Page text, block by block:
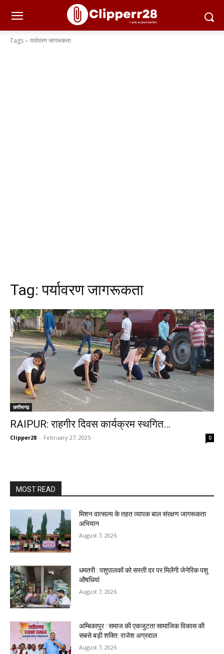
Tags पर्यावरण जागरूकता
Tag:पर्यावरण जागरूकता
छत्तीसगढ़
RAIPUR: राहगीर दिवस कार्यक्रम स्थगित…
Clipper28 - February 27, 2025 0
MOST READ
मिशन वात्सल्य के तहत व्यापक बाल संरक्षण जागरूकता
अभियान
August 7, 2026
धमतरी : पशुपालकों को सस्ती दर पर मिलेंगी जेनेरिक पशु
औषधियां
August 7, 2026
अम्बिकापुर : समाज की एकजुटता सामाजिक विकास की
सबसे बड़ी शक्ति: राजेश अग्रवाल
August 7, 2026